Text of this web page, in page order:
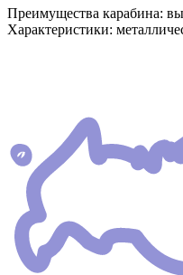
Преимущества карабина:
Характеристики: